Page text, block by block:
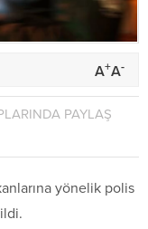
A+A-
PAYLAŞ
yönelik polis